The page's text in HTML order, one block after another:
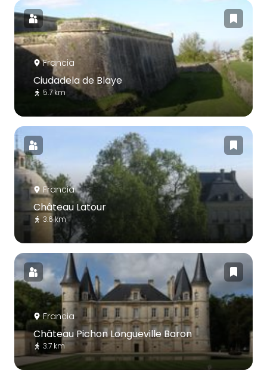
Francia
Ciudadela de Blaye
5.7 km
Francia
Château Latour
3.6 km
Francia
Château Pichon Longueville Baron
3.7 km